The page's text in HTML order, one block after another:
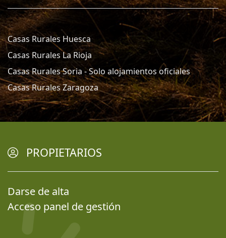
Casas Rurales Huesca
Casas Rurales La Rioja
Casas Rurales Soria - Solo alojamientos oficiales
Casas Rurales Zaragoza
PROPIETARIOS
Darse de alta
Acceso panel de gestión